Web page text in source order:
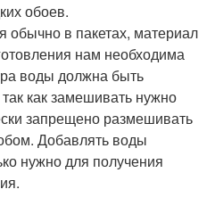
обоев.
обычно в пакетах, материал
нам необходима
воды должна быть
как замешивать нужно
запрещено размешивать
Добавлять воды
нужно для получения